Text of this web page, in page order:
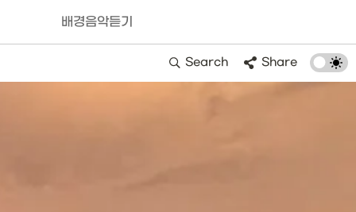
배경음악듣기
Search Share